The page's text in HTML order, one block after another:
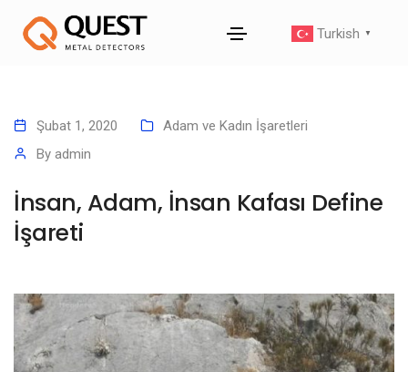
Turkish ▼
Şubat 1, 2020
Adam ve Kadın İşaretleri
By admin
İnsan, Adam, İnsan Kafası Define
İşareti